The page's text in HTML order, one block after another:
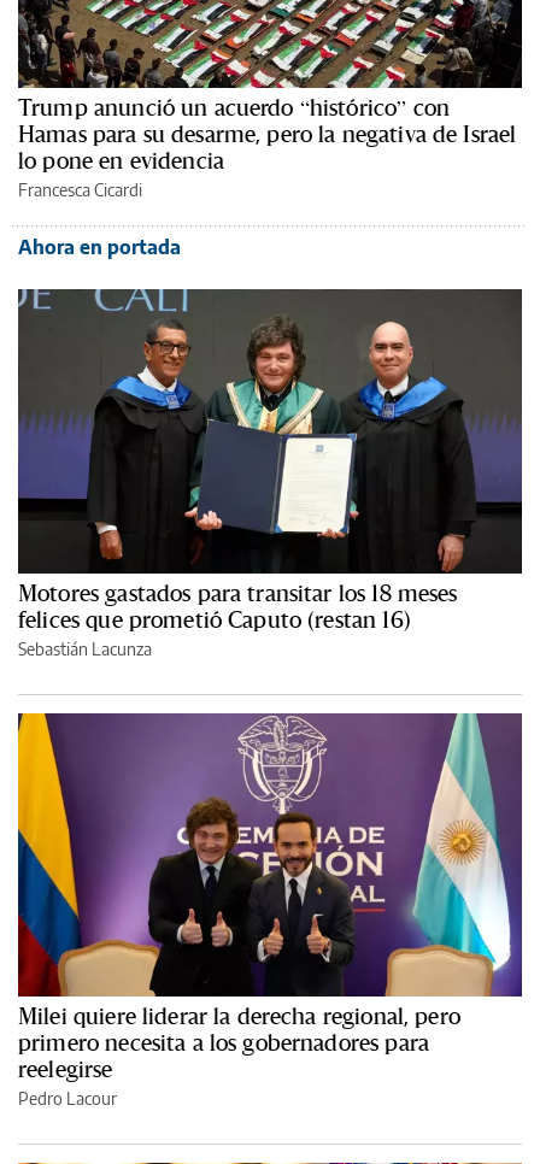
Trump anunció un acuerdo “histórico” con
Hamas para su desarme, pero la negativa de Israel
lo pone en evidencia
Francesca Cicardi
Ahora en portada
Motores gastados para transitar los 18 meses
felices que prometió Caputo (restan 16)
Sebastián Lacunza
Milei quiere liderar la derecha regional, pero
primero necesita a los gobernadores para
reelegirse
Pedro Lacour